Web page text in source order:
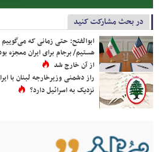
در بحث مشارکت کنید
ابوالفتح: حتی زمانی که
هستیم/ برجام برای ایران معجزه
از آن خارج شد
راز دشمنی وزیرخارجه لبنان با
نزدیک به اسرائیل دارد؟